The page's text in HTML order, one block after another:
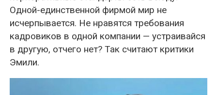
Одной-единственной фирмой мир не
исчерпывается. Не нравятся требования
кадровиков в одной компании — устраивайся
в другую, отчего нет? Так считают критики
Эмили.